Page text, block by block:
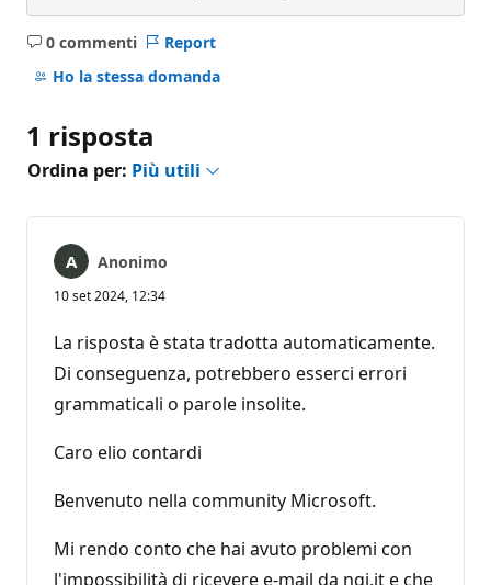
0 commenti
Nessun
commento
Report
Ho la stessa domanda
1 risposta
Ordina per: Più utili
Anonimo
10 set 2024, 12:34
La risposta è stata tradotta automaticamente.
Di conseguenza, potrebbero esserci errori
grammaticali o parole insolite.
Caro elio contardi
Benvenuto nella community Microsoft.
Mi rendo conto che hai avuto problemi con
l'impossibilità di ricevere e-mail da ngi.it e che